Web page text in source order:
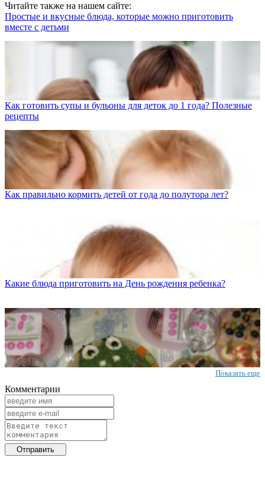
Читайте также на нашем сайте:
Простые и вкусные блюда, которые можно приготовить
вместе с детьми
Как готовить супы и бульоны для деток до 1 года? Полезные
рецепты
Как правильно кормить детей от года до полутора лет?
Какие блюда приготовить на День рождения ребенка?
Показать еще
Комментарии